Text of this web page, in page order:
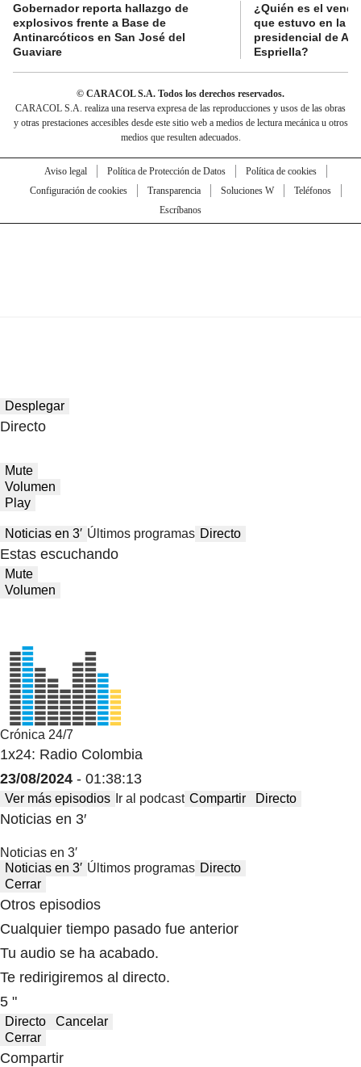
Gobernador reporta hallazgo de
explosivos frente a Base de
Antinarcóticos en San José del
Guaviare
¿Quién es el
que estuvo en la
presidencial de
Espriella?
© CARACOL S.A. Todos los derechos reservados.
CARACOL S.A. realiza una reserva expresa de las reproducciones y usos de las obras
y otras prestaciones accesibles desde este sitio web a medios de lectura mecánica u otros
medios que resulten adecuados.
Aviso legal Política de Protección de Datos
Política de cookies
Configuración de cookies
Transparencia Soluciones W
Teléfonos
Escríbanos
Desplegar
Directo
Mute
Volumen
Play
Noticias en 3′ Últimos programas Directo
Estas escuchando
Mute
Volumen
Crónica 24/7
1x24: Radio Colombia
23/08/2024 - 01:38:13
Ver más episodios Ir al podcast Compartir Directo
Noticias en 3′
Noticias en 3′
Noticias en 3′ Últimos programas Directo
Cerrar
Otros episodios
Cualquier tiempo pasado fue anterior
Tu audio se ha acabado.
Te redirigiremos al directo.
5 "
Directo
Cancelar
Cerrar
Compartir